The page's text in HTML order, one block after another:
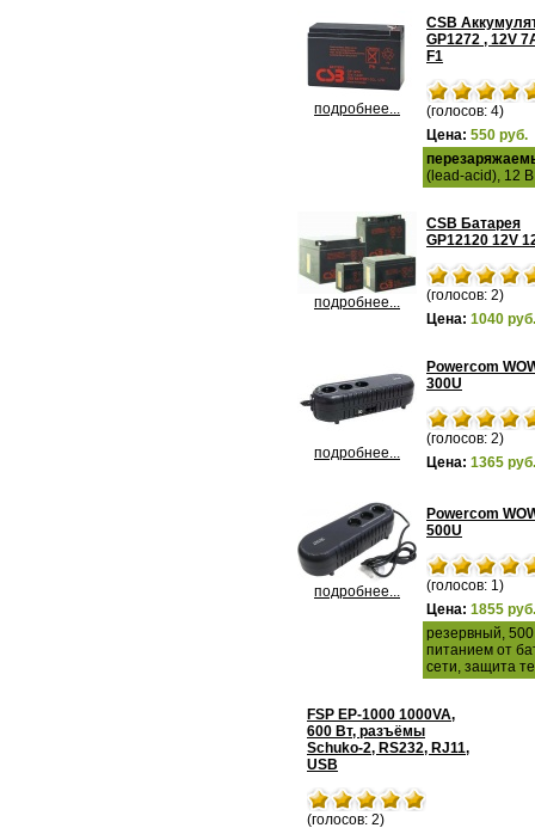
подробнее...
CSB
GP1272 , 12V
F1
(голосов: 4)
Цена: 550 руб.
(lead-acid), 12
подробнее...
CSB Батарея
GP12120 12V
(голосов: 2)
Цена: 1040 руб.
подробнее...
Powercom
300U
(голосов: 2)
Цена: 1365 руб.
подробнее...
Powercom
500U
(голосов: 1)
Цена: 1855 руб.
резервный,
питанием от
сети, защита
FSP EP-1000 1000VA,
600 Вт, разъёмы
Schuko-2, RS232, RJ11,
USB
(голосов: 2)